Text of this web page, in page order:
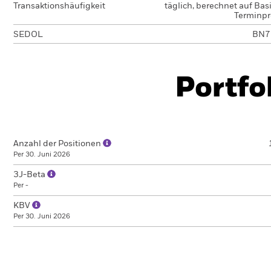
Transaktionshäufigkeit
täglich, berechnet auf
SEDOL
Anzahl der Positionen
Per 30. Juni 2026
3J-Beta
Per -
KBV
Per 30. Juni 2026